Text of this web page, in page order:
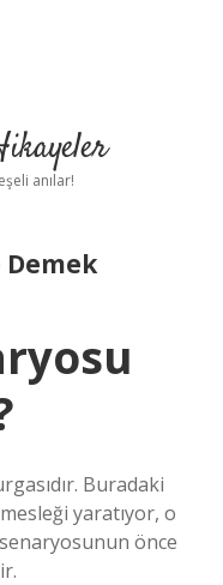
anılar!
Demek
Buradaki
yaratıyor, o
senaryosunun önce